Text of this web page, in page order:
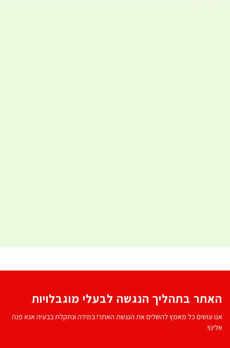
האתר בתהליך הנגשה לבעלי מוגבלויות
אנו עושים כל מאמץ להשלים את הנגשת האתר! במידה ונתקלת בבעיה אנא פנה
אלינו!